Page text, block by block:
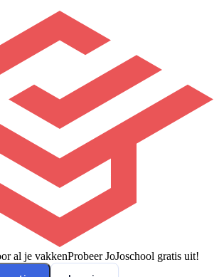
al je vakkenProbeer JoJoschool gratis uit!